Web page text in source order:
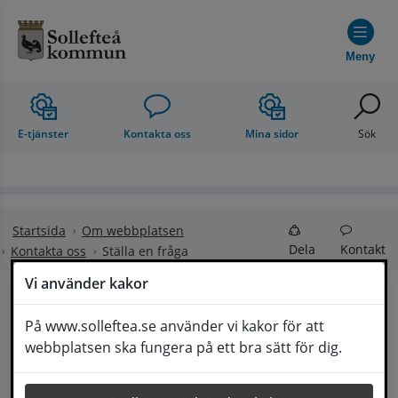
Vi använder kakor
På www.solleftea.se använder vi kakor för att
webbplatsen ska fungera på ett bra sätt för dig.
Meny
E-tjänster Kontakta oss Mina sidor Sök
Startsida
Om webbplatsen
Kontakta oss
Ställa en fråga Dela Kontakt
Ställa en fråga
Om din fråga är omfattande kan det bli aktuellt